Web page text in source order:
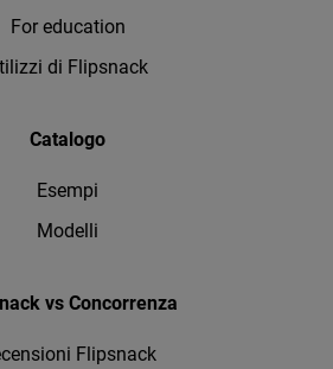
For education
di Flipsnack
Catalogo
Esempi
Modelli
vs Concorrenza
Flipsnack